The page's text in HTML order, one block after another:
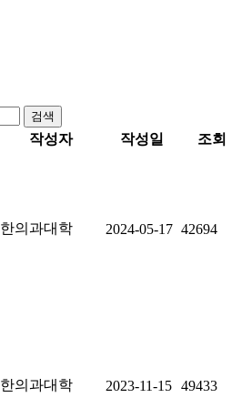
검색
작성자 작성일 조회
한의과대학 2024-05-17 42694
한의과대학 2023-11-15 49433